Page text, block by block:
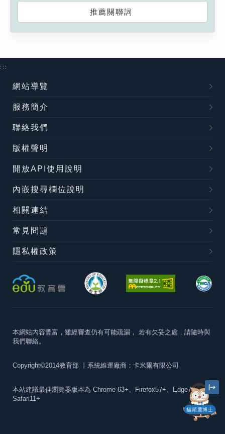
推薦關聯詞
貓頭鷹博士
:::
網站導覽
服務簡介
聯絡我們
版權聲明
開放API使用說明
內嵌搜尋欄位說明
相關連結
常見問題
隱私權政策
本網站內容豐富，雖經審查仍有可能疏漏， 若有欠妥之處，請隨時與
我們聯絡。
Copyright©2014教育部 丨系統維運廠商：卡米爾有限公司
本站建議最佳瀏覽器版本為 Chrome 63+、Firefox57+、Edge79+及
Safari11+